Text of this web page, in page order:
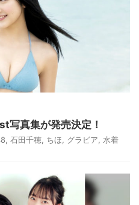
写真集が発売決定！
石田千穂 ちほ グラビア 水着